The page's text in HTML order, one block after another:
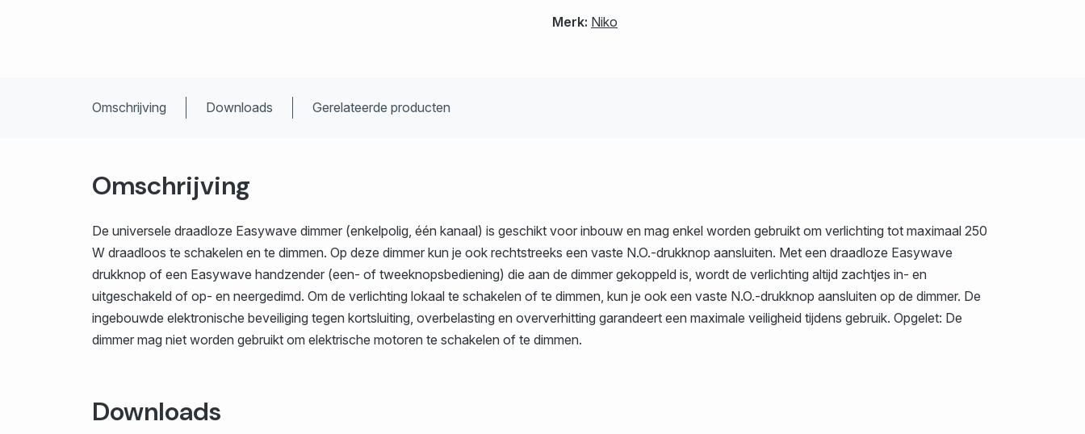
Merk: Niko
Omschrijving Downloads Gerelateerde producten
Omschrijving
De universele draadloze Easywave dimmer (enkelpolig, één kanaal) is geschikt voor inbouw en mag enkel worden gebruikt om verlichting tot maximaal 250
W draadloos te schakelen en te dimmen. Op deze dimmer kun je ook rechtstreeks een vaste N.O.-drukknop aansluiten. Met een draadloze Easywave
drukknop of een Easywave handzender (een- of tweeknopsbediening) die aan de dimmer gekoppeld is, wordt de verlichting altijd zachtjes in- en
uitgeschakeld of op- en neergedimd. Om de verlichting lokaal te schakelen of te dimmen, kun je ook een vaste N.O.-drukknop aansluiten op de dimmer. De
ingebouwde elektronische beveiliging tegen kortsluiting, overbelasting en oververhitting garandeert een maximale veiligheid tijdens gebruik. Opgelet: De
dimmer mag niet worden gebruikt om elektrische motoren te schakelen of te dimmen.
Downloads